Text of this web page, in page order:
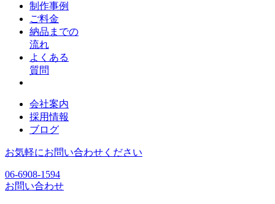
制作事例
ご料金
納品までの
流れ
よくある
質問
会社案内
採用情報
ブログ
お気軽にお問い合わせください
06-6908-1594
お問い合わせ